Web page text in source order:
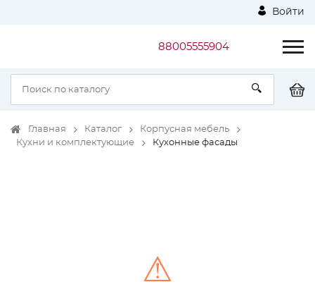
Войти
88005555904
Главная Каталог
Корпусная мебель
Кухни и комплектующие
Кухонные фасады
⚠